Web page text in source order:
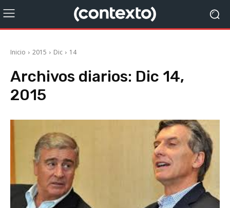
Inicio 2015 Dic 14
Archivos diarios: Dic 14,
2015